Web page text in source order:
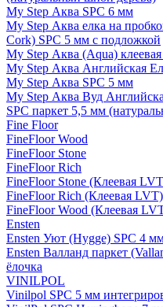
My Step Аква SPC 6 мм
My Step Аква елка на
Cork) SPC 5 мм с подложкой
My Step Аква (Aqua)
My Step Аква Английская
My Step Аква SPC 5 мм
My Step Аква Вуд
SPC паркет 5,5 мм
Fine Floor
FineFloor Wood
FineFloor Stone
FineFloor Rich
FineFloor Stone (Клеевая
FineFloor Rich (Клеевая LVT)
FineFloor Wood (Клеевая
Ensten
Ensten Уют (Hygge) SPC 4
Ensten Валланд паркет
ёлочка
VINILPOL
Vinilpol SPC 5 мм